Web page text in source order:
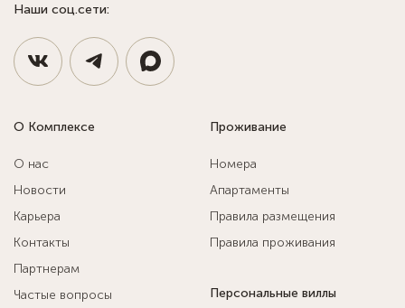
Наши соц.сети:
О Комплексе
О нас
Новости
Карьера
Контакты
Партнерам
Частые вопросы
Проживание
Номера
Апартаменты
Правила размещения
Правила проживания
Персональные виллы